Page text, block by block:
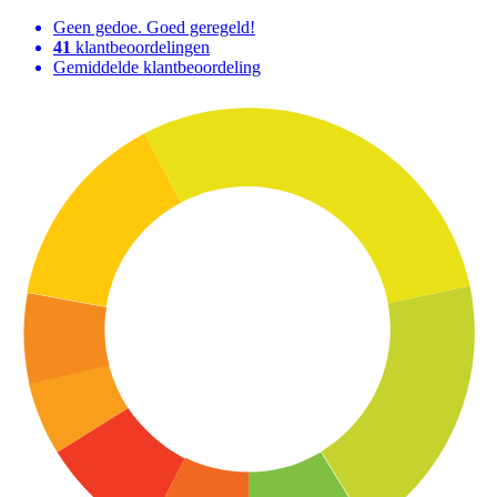
Geen gedoe. Goed geregeld!
41 klantbeoordelingen
Gemiddelde klantbeoordeling